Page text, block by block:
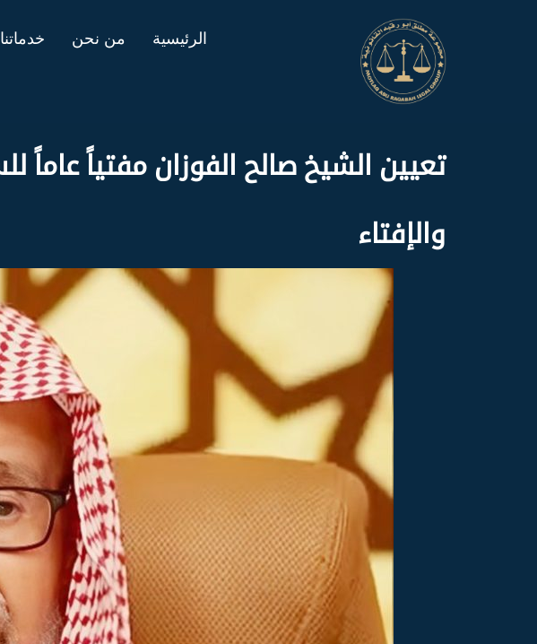
الرئيسية من نحن خدماتنا
تعيين الشيخ صالح الفوزان مفتياً عاماً
والإفتاء